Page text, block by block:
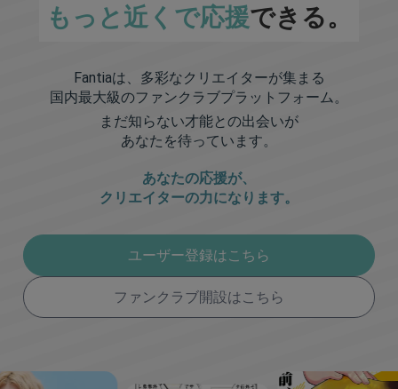
もっと近くで応援できる。
Fantiaは、多彩なクリエイターが集まる
国内最大級のファンクラブプラットフォーム。
まだ知らない才能との出会いが
あなたを待っています。
あなたの応援が、
クリエイターの力になります。
ユーザー登録はこちら
ファンクラブ開設はこちら